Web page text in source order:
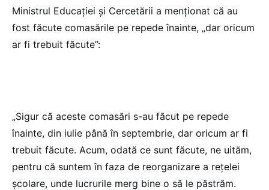
Ministrul Educației și Cercetării a menționat că au
fost făcute comasările pe repede înainte, „dar oricum
ar fi trebuit făcute”:
„Sigur că aceste comasări s-au făcut pe repede
înainte, din iulie până în septembrie, dar oricum ar fi
trebuit făcute. Acum, odată ce sunt făcute, ne uităm,
pentru că suntem în faza de reorganizare a rețelei
școlare, unde lucrurile merg bine o să le păstrăm.